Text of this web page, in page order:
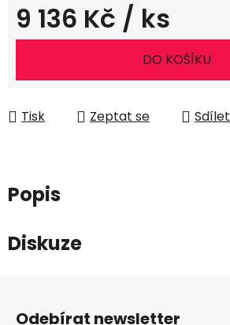
9 136 Kč / ks
Měrná cena:
DO KOŠÍKU
Tisk Zeptat se Sdílet
Popis
Diskuze
Odebírat newsletter